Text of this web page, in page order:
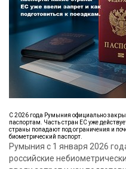
С 2026 года Румыния официально
паспортам. Часть стран ЕС уже
страны попадают под ограничения и
биометрический паспорт.
Румыния с 1 января 2026
российские